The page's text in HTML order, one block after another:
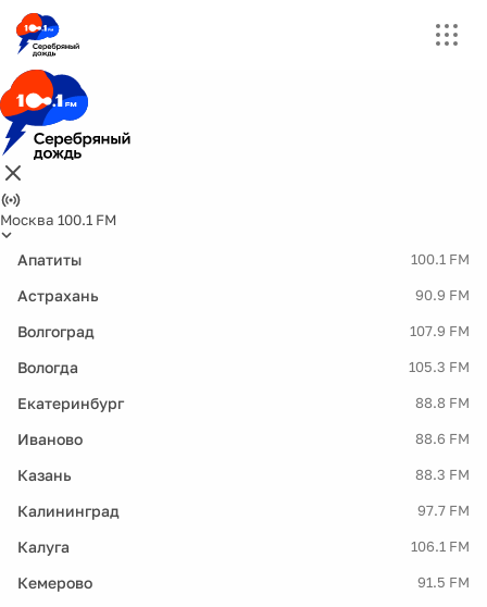
Москва 100.1 FM
Апатиты 100.1 FM
Астрахань 90.9 FM
Волгоград 107.9 FM
Вологда 105.3 FM
Екатеринбург 88.8 FM
Иваново 88.6 FM
Казань 88.3 FM
Калининград 97.7 FM
Калуга 106.1 FM
Кемерово 91.5 FM